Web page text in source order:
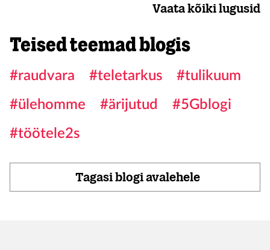
Vaata kõiki lugusid
Teised teemad blogis
#raudvara #teletarkus
#tulikuum
#ülehomme
#ärijutud
#5Gblogi
#töötele2s
Tagasi blogi avalehele